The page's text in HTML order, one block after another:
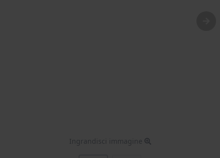
Ingrandisci immagine